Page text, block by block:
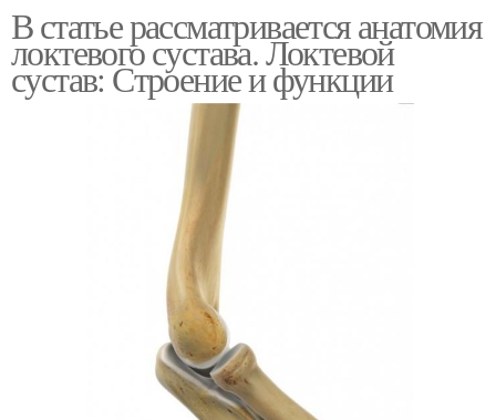
В статье рассматривается анатомия
локтевого сустава. Локтевой
сустав: Строение и функции